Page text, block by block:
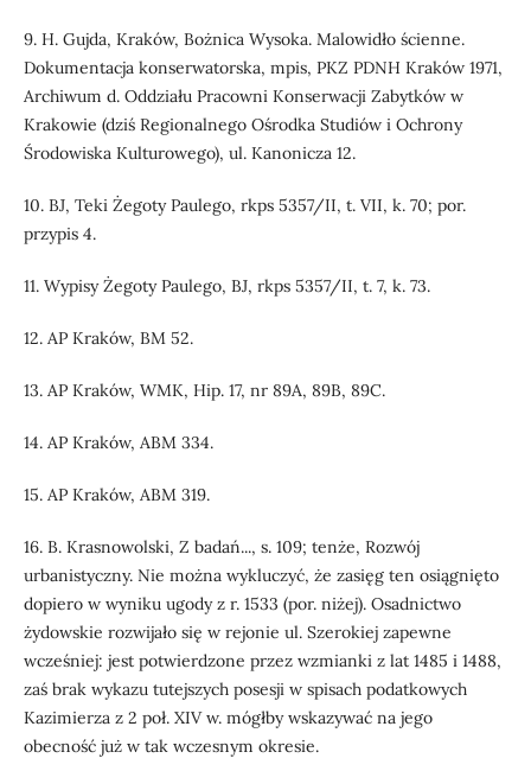
9. H. Gujda, Kraków, Bożnica Wysoka. Malowidło ścienne.
Dokumentacja konserwatorska, mpis, PKZ PDNH Kraków 1971,
Archiwum d. Oddziału Pracowni Konserwacji Zabytków w
Krakowie (dziś Regionalnego Ośrodka Studiów i Ochrony
Środowiska Kulturowego), ul. Kanonicza 12.
10. BJ, Teki Żegoty Paulego, rkps 5357/II, t. VII, k. 70; por.
przypis 4.
11. Wypisy Żegoty Paulego, BJ, rkps 5357/II, t. 7, k. 73.
12. AP Kraków, BM 52.
13. AP Kraków, WMK, Hip. 17, nr 89A, 89B, 89C.
14. AP Kraków, ABM 334.
15. AP Kraków, ABM 319.
16. B. Krasnowolski, Z badań..., s. 109; tenże, Rozwój
urbanistyczny. Nie można wykluczyć, że zasięg ten osiągnięto
dopiero w wyniku ugody z r. 1533 (por. niżej). Osadnictwo
żydowskie rozwijało się w rejonie ul. Szerokiej zapewne
wcześniej: jest potwierdzone przez wzmianki z lat 1485 i 1488,
zaś brak wykazu tutejszych posesji w spisach podatkowych
Kazimierza z 2 poł. XIV w. mógłby wskazywać na jego
obecność już w tak wczesnym okresie.